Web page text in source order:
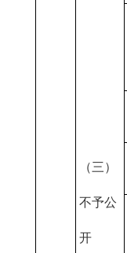
（三）
不予公
开